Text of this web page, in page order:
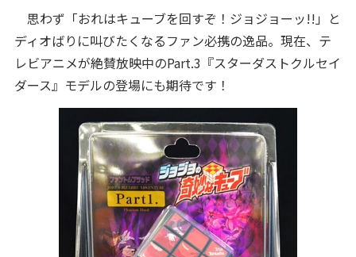
思わず「おれはキューブを回すぞ！ジョジョーッ!!」と
ディオばりに叫びたくなるファン必携の逸品。現在、テ
レビアニメが絶賛放映中のPart.3『スターダストクルセイ
ダース』モデルの登場にも期待です！